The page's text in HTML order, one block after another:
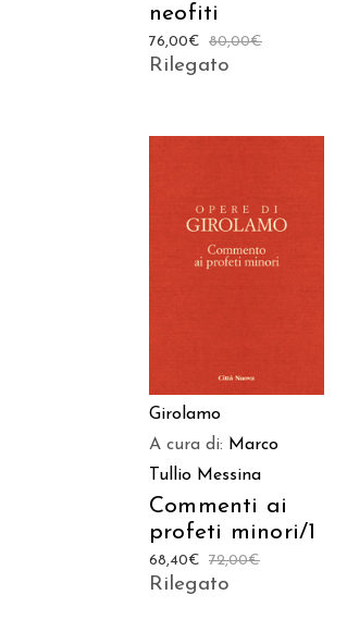
neofiti
80,00€
76,00€
Rilegato
AGGIUNGI AL
Girolamo
A cura di: Marco
Tullio Messina
Commenti ai
profeti minori/1
72,00€
68,40€
Rilegato